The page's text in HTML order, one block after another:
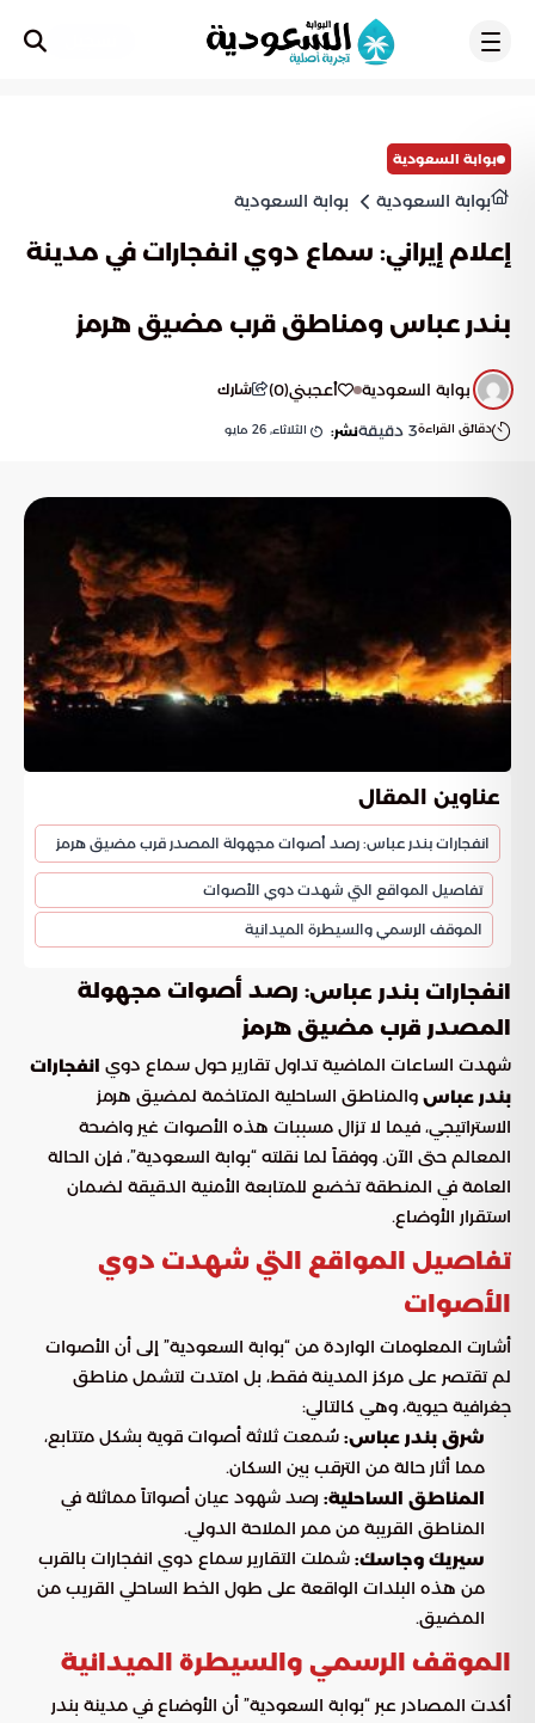
بوابة السعودية
بوابة السعودية بوابة السعودية
إعلام إيراني: سماع دوي انفجارات في مدينة
بندر عباس ومناطق قرب مضيق هرمز
بوابة السعودية أعجبني(
0
) شارك
دقائق القراءة3 دقيقةنشر: الثلاثاء, 26 مايو
عناوين المقال
انفجارات بندر عباس: رصد أصوات مجهولة المصدر قرب مضيق هرمز
تفاصيل المواقع التي شهدت دوي الأصوات
الموقف الرسمي والسيطرة الميدانية
انفجارات بندر عباس: رصد أصوات مجهولة
المصدر قرب مضيق هرمز
شهدت الساعات الماضية تداول تقارير حول سماع دوي انفجارات
بندر عباس والمناطق الساحلية المتاخمة لمضيق هرمز
الاستراتيجي، فيما لا تزال مسببات هذه الأصوات غير واضحة
المعالم حتى الآن. ووفقاً لما نقلته “بوابة السعودية”، فإن الحالة
العامة في المنطقة تخضع للمتابعة الأمنية الدقيقة لضمان
استقرار الأوضاع.
تفاصيل المواقع التي شهدت دوي
الأصوات
أشارت المعلومات الواردة من “بوابة السعودية” إلى أن الأصوات
لم تقتصر على مركز المدينة فقط، بل امتدت لتشمل مناطق
جغرافية حيوية، وهي كالتالي:
شرق بندر عباس: سُمعت ثلاثة أصوات قوية بشكل متتابع،
مما أثار حالة من الترقب بين السكان.
المناطق الساحلية: رصد شهود عيان أصواتاً مماثلة في
المناطق القريبة من ممر الملاحة الدولي.
سيريك وجاسك: شملت التقارير سماع دوي انفجارات بالقرب
من هذه البلدات الواقعة على طول الخط الساحلي القريب من
المضيق.
الموقف الرسمي والسيطرة الميدانية
أكدت المصادر عبر “بوابة السعودية” أن الأوضاع في مدينة بندر